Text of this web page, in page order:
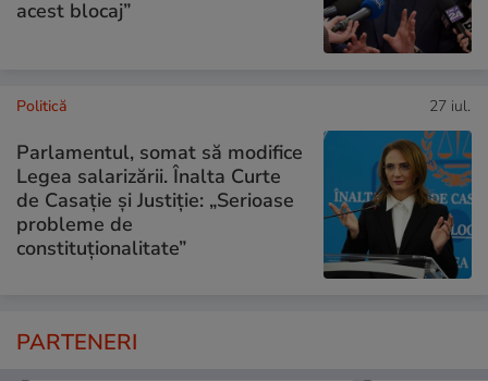
acest blocaj”
Politică 27 iul.
Parlamentul, somat să modifice
Legea salarizării. Înalta Curte
de Casație și Justiție: „Serioase
probleme de
constituționalitate”
PARTENERI